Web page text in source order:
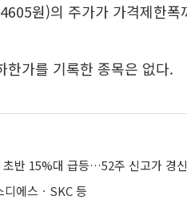
원)의 주가가 가격제한폭
한가를 기록한 종목은 없다.
초반 15%대 급등…52주 신고가 경신
디에스ㆍSKC 등